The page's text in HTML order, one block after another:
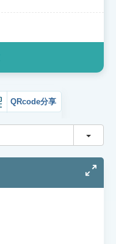
QRcode分享
切換